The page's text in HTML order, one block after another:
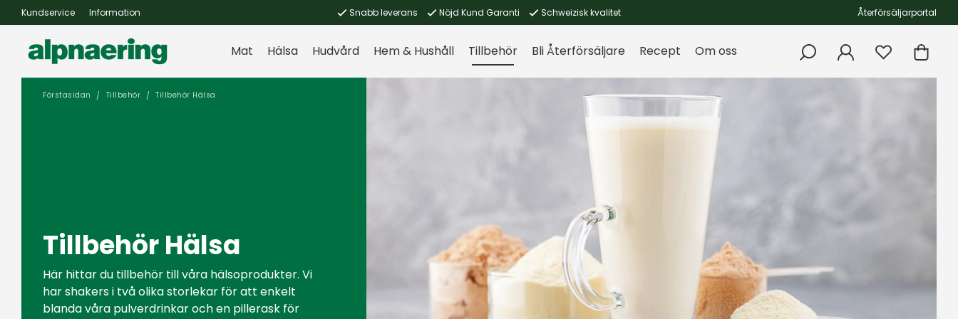
Kundservice Information Snabb leverans Nöjd Kund Garanti Schweizisk kvalitet Återförsäljarportal
Mat Hälsa Hudvård Hem & Hushåll Tillbehör Bli Återförsäljare Recept Om oss
Förstasidan Tillbehör Tillbehör Hälsa
Tillbehör Hälsa
Här hittar du tillbehör till våra hälsoprodukter. Vi
har shakers i två olika storlekar för att enkelt
blanda våra pulverdrinkar och en pillerask för